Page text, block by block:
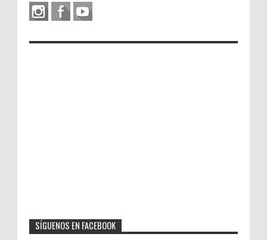
SÍGUENOS EN FACEBOOK